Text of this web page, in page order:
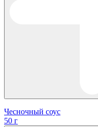
Чесночный соус
50 г